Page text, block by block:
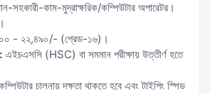
সহকারী-কাম-মুদ্রাক্ষরিক/কম্পিউটার অপারেটর।
- ২২,৪৯০/- (গ্রেড-১৬)।
এইচএসসি (HSC) বা সমমান পরীক্ষায় উত্তীর্ণ হতে
চালনায় দক্ষতা থাকতে হবে এবং টাইপিং স্পিড